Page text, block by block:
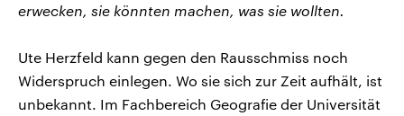
erwecken, sie könnten machen, was sie wollten.
Ute Herzfeld kann gegen den Rausschmiss noch
Widerspruch einlegen. Wo sie sich zur Zeit aufhält, ist
unbekannt. Im Fachbereich Geografie der Universität